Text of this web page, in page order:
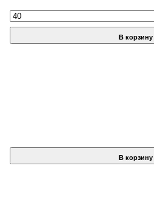
В корзину
В корзину